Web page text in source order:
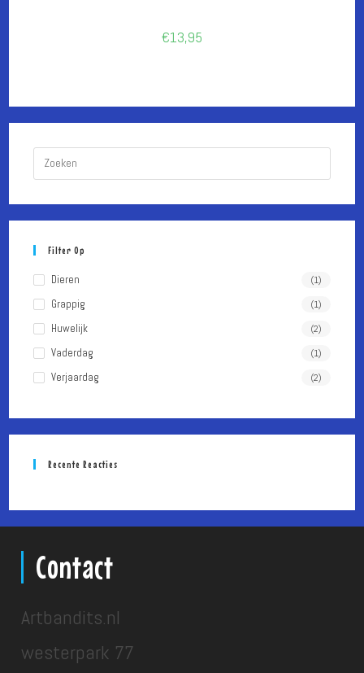
€13,95
op
Filter Op
Dieren (1)
Grappig (1)
Huwelijk (2)
Vaderdag (1)
Verjaardag (2)
Recente Reacties
Contact
Artbandits.nl
westerpark 77